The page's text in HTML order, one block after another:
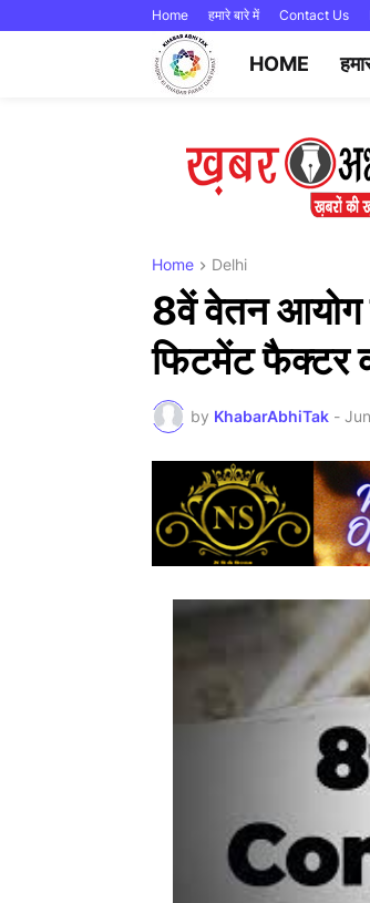
Home हमारे बारे में Contact Us
HOME
Home Delhi
8वें वेतन आयोग
फिटमेंट फैक्टर
by KhabarAbhiTak -